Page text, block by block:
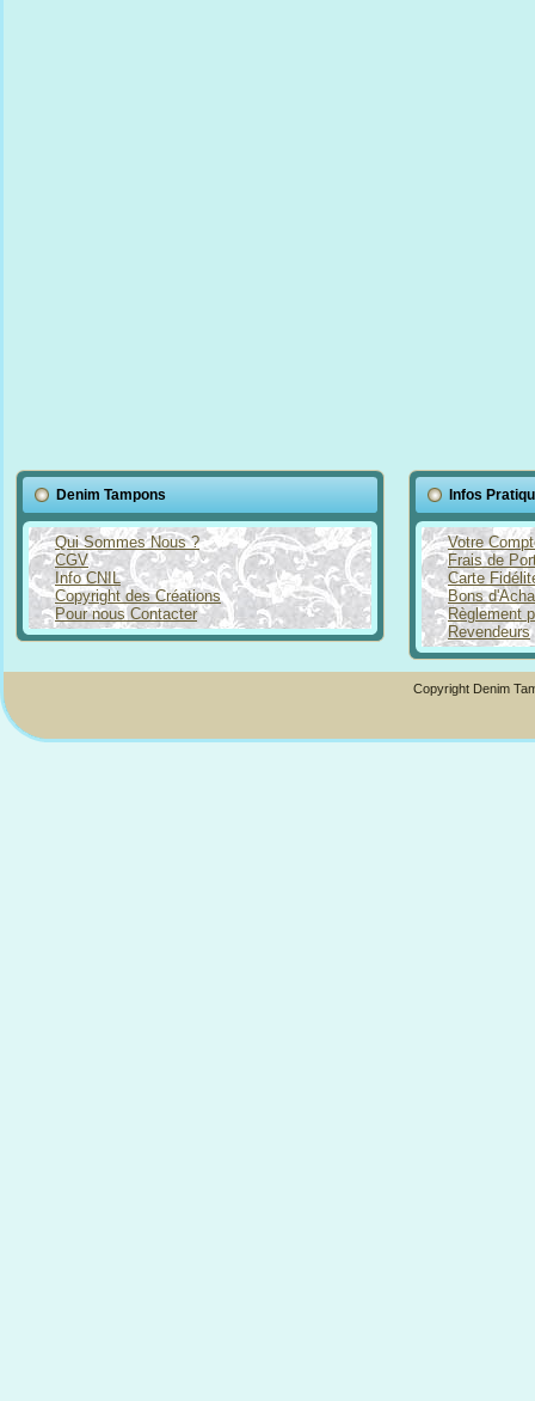
Denim Tampons
Qui Sommes Nous ?
CGV
Info CNIL
Copyright des Créations
Pour nous Contacter
Infos
Votre
Frais de
Carte
Bons
Règlement
Revendeurs
Copyright Denim